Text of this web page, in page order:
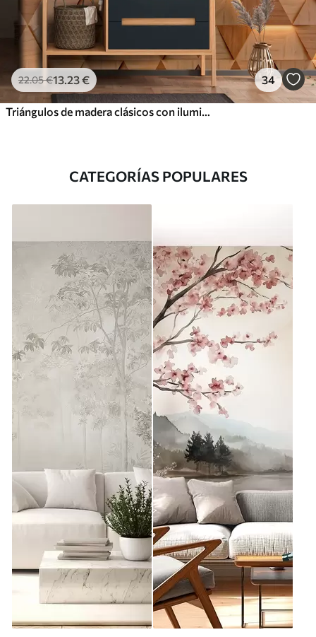
22.05€13.23€ 34
Triángulos de madera clásicos con iluminación 3D
CATEGORÍAS POPULARES